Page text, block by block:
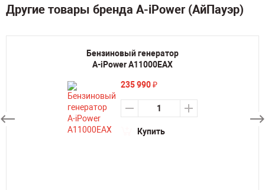
Другие товары бренда A-iPower (АйПауэр)
Бензиновый генератор
A-iPower A11000EAX
235 990₽
Купить